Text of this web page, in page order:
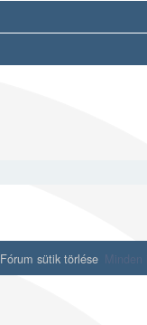
Minden
Fórum sütik törlése